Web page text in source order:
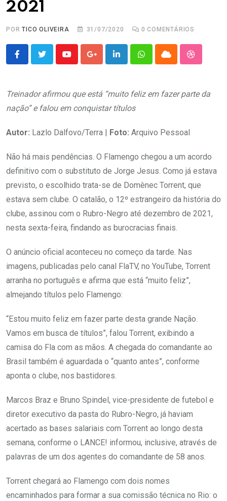
2021
PORTICO OLIVEIRA 31/07/2020 0 COMENTÁRIOS
YoutubeGoogle+LinkedInWhatsappCloud
Treinador afirmou que está “muito feliz em fazer parte da
nação” e falou em conquistar títulos
Autor: Lazlo Dalfovo/Terra | Foto: Arquivo Pessoal
Não há mais pendências. O Flamengo chegou a um acordo
definitivo com o substituto de Jorge Jesus. Como já estava
previsto, o escolhido trata-se de Domènec Torrent, que
estava sem clube. O catalão, o 12º estrangeiro da história do
clube, assinou com o Rubro-Negro até dezembro de 2021,
nesta sexta-feira, findando as burocracias finais.
O anúncio oficial aconteceu no começo da tarde. Nas
imagens, publicadas pelo canal FlaTV, no YouTube, Torrent
arranha no português e afirma que está “muito feliz”,
almejando títulos pelo Flamengo:
“Estou muito feliz em fazer parte desta grande Nação.
Vamos em busca de títulos”, falou Torrent, exibindo a
camisa do Fla com as mãos. A chegada do comandante ao
Brasil também é aguardada o “quanto antes”, conforme
aponta o clube, nos bastidores.
Marcos Braz e Bruno Spindel, vice-presidente de futebol e
diretor executivo da pasta do Rubro-Negro, já haviam
acertado as bases salariais com Torrent ao longo desta
semana, conforme o LANCE! informou, inclusive, através de
palavras de um dos agentes do comandante de 58 anos.
Torrent chegará ao Flamengo com dois nomes
encaminhados para formar a sua comissão técnica no Rio: o